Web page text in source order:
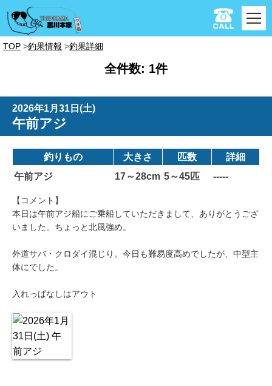
TOP 釣果情報 釣果詳細
全件数: 1件
2026年1月31日(土)
午前アジ
釣りもの 大きさ 匹数
詳細
午前アジ
17～28cm 5～45匹 -----
【コメント】
本日は午前アジ船にご乗船していただきまして、ありがとうござ
いました。ちょっと北風強め。
外道サバ・クロダイ混じり。今日も難易度高めでしたが、中型主
体にでした。
入れっぱなしはアウト